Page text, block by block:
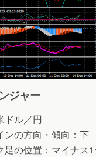
ジャー
ドル／円
ンの方向・傾向：下
足の位置：マイナス